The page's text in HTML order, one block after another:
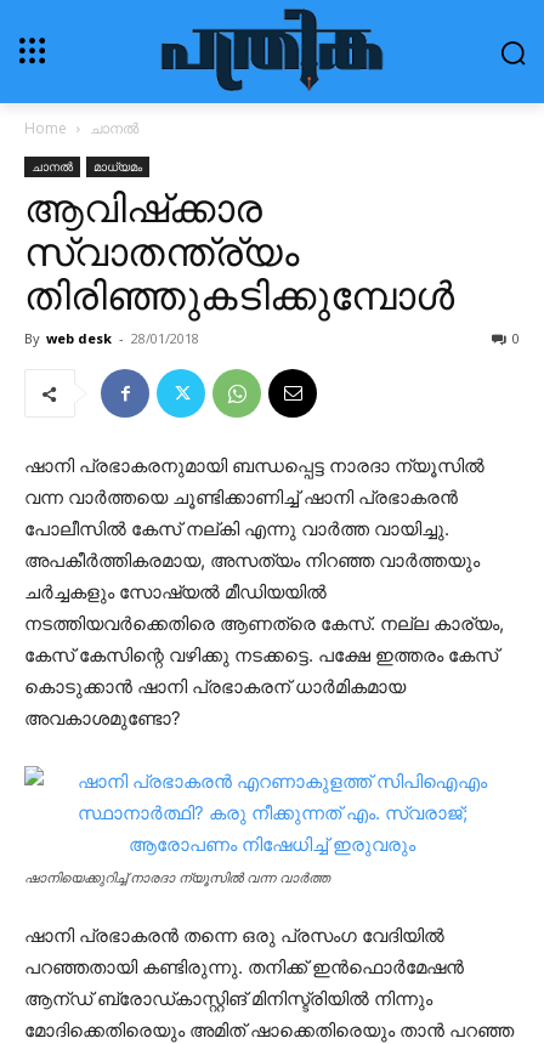
Home ചാനൽ
ചാനൽ മാധ്യമം
ആവിഷ്‌ക്കാര
സ്വാതന്ത്ര്യം
തിരിഞ്ഞുകടിക്കുമ്പോൾ
By web desk - 28/01/2018 0
ഷാനി പ്രഭാകരനുമായി ബന്ധപ്പെട്ട നാരദാ ന്യൂസില്‍
വന്ന വാര്‍ത്തയെ ചൂണ്ടിക്കാണിച്ച് ഷാനി പ്രഭാകരന്‍
പോലീസില്‍ കേസ് നല്കി എന്നു വാര്‍ത്ത വായിച്ചു.
അപകീര്‍ത്തികരമായ, അസത്യം നിറഞ്ഞ വാര്‍ത്തയും
ചര്‍ച്ചകളും സോഷ്യല്‍ മീഡിയയില്‍
നടത്തിയവര്‍ക്കെതിരെ ആണത്രെ കേസ്. നല്ല കാര്യം,
കേസ് കേസിന്റെ വഴിക്കു നടക്കട്ടെ. പക്ഷേ ഇത്തരം കേസ്
കൊടുക്കാന്‍ ഷാനി പ്രഭാകരന് ധാര്‍മികമായ
അവകാശമുണ്ടോ?
ഷാനിയെക്കുറിച്ച് നാരദാ ന്യൂസിൽ വന്ന വാർത്ത
ഷാനി പ്രഭാകരന്‍ തന്നെ ഒരു പ്രസംഗ വേദിയില്‍
പറഞ്ഞതായി കണ്ടിരുന്നു. തനിക്ക് ഇന്‍ഫൊര്‍മേഷന്‍
ആന്ഡ് ബ്രോഡ്കാസ്റ്റിങ് മിനിസ്ട്രിയില്‍ നിന്നും
മോദിക്കെതിരെയും അമിത് ഷാക്കെതിരെയും താന്‍ പറഞ്ഞ